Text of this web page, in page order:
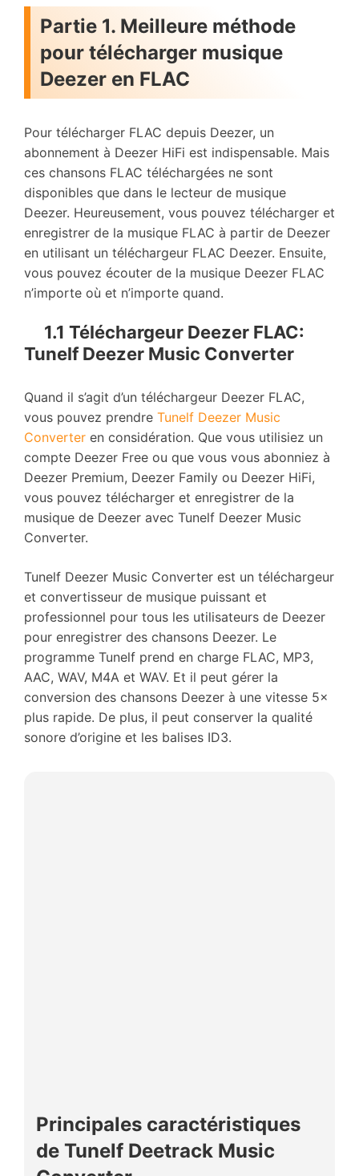
Partie 1. Meilleure méthode
pour télécharger musique
Deezer en FLAC
Pour télécharger FLAC depuis Deezer, un
abonnement à Deezer HiFi est indispensable. Mais
ces chansons FLAC téléchargées ne sont
disponibles que dans le lecteur de musique
Deezer. Heureusement, vous pouvez télécharger et
enregistrer de la musique FLAC à partir de Deezer
en utilisant un téléchargeur FLAC Deezer. Ensuite,
vous pouvez écouter de la musique Deezer FLAC
n’importe où et n’importe quand.
1.1 Téléchargeur Deezer FLAC:
Tunelf Deezer Music Converter
Quand il s’agit d’un téléchargeur Deezer FLAC,
vous pouvez prendre Tunelf Deezer Music
Converter en considération. Que vous utilisiez un
compte Deezer Free ou que vous vous abonniez à
Deezer Premium, Deezer Family ou Deezer HiFi,
vous pouvez télécharger et enregistrer de la
musique de Deezer avec Tunelf Deezer Music
Converter.
Tunelf Deezer Music Converter est un téléchargeur
et convertisseur de musique puissant et
professionnel pour tous les utilisateurs de Deezer
pour enregistrer des chansons Deezer. Le
programme Tunelf prend en charge FLAC, MP3,
AAC, WAV, M4A et WAV. Et il peut gérer la
conversion des chansons Deezer à une vitesse 5×
plus rapide. De plus, il peut conserver la qualité
sonore d’origine et les balises ID3.
Principales caractéristiques
de Tunelf Deetrack Music